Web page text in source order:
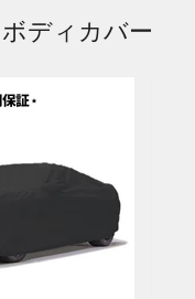
ディカバー